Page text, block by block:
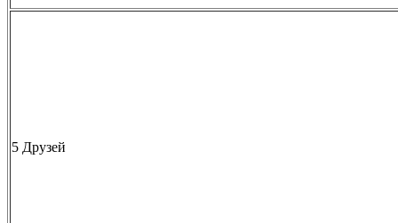
5 Друзей